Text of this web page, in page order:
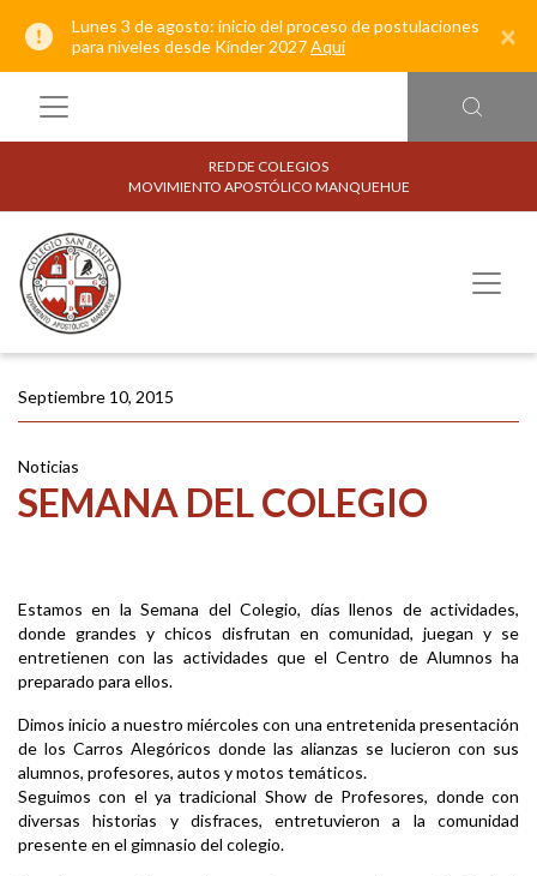
Lunes 3 de agosto: inicio del proceso de postulaciones
para niveles desde Kínder 2027Aquí ×
RED DE COLEGIOS
MOVIMIENTO APOSTÓLICO MANQUEHUE
Septiembre 10, 2015
Noticias
SEMANA DEL COLEGIO
Estamos en la Semana del Colegio, días llenos de actividades,
donde grandes y chicos disfrutan en comunidad, juegan y se
entretienen con las actividades que el Centro de Alumnos ha
preparado para ellos.
Dimos inicio a nuestro miércoles con una entretenida presentación
de los Carros Alegóricos donde las alianzas se lucieron con sus
alumnos, profesores, autos y motos temáticos.
Seguimos con el ya tradicional Show de Profesores, donde con
diversas historias y disfraces, entretuvieron a la comunidad
presente en el gimnasio del colegio.